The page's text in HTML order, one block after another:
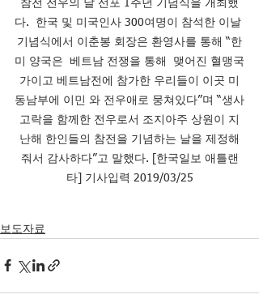
참전 전우의 날 선포 1주년 기념식을 개최했
다.  한국 및 미국인사 300여명이 참석한 이날
기념식에서 이춘봉 회장은 환영사를 통해 “한
미 양국은  베트남 전쟁을 통해  맺어진 혈맹국
가이고 베트남전에 참가한 우리들이 이곳 미
동남부에 이민 와 전우애로 뭉쳐있다”며 “생사
고락을 함께한 전우로서 조지아주 상원이 지
난해 한인들의 참전을 기념하는 날을 제정해
줘서 감사하다”고 말했다. [한국일보 애틀랜
타] 기사입력 2019/03/25
보도자료